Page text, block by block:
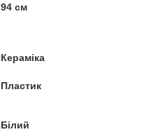
94 см
Кераміка
Пластик
Білий